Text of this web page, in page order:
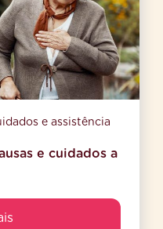
e assistência
e cuidados a